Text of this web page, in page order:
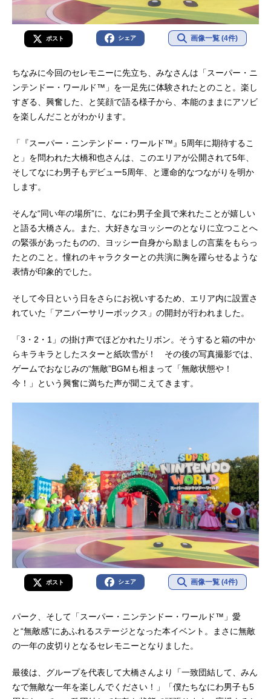
ポスト シェア 画像一覧 (4件)
ちなみに今回のセレモニーに先立ち、みなさんは「スーパー・ニ
ンテンドー・ワールド™」を一足先に体験されたとのこと。楽し
すぎる、興奮した、と笑顔で語る様子から、本能のままにアソビ
を楽しんだことがわかります。
「『スーパー・ニンテンドー・ワールド™』5周年に期待するこ
と」を問われた大橋和也さんは、このエリアが公開されて5年、
そしてなにわ男子もデビュー5周年、と運命的なつながりを明か
します。
そんな“同い年の場所”に、なにわ男子全員で来れたことが嬉しい
と語る大橋さん。また、大好きなヨッシーのとなりに立つことへ
の緊張があったものの、ヨッシー自身から励ましの言葉をもらっ
たとのこと。憧れのキャラクターとの共演に胸を躍らせるような
表情が印象的でした。
そして今日という日をさらにお祝いするため、エリア内に設置さ
れていた「アニバーサリーボックス」の開封が行われました。
「3・2・1」の掛け声でほどかれたリボン。そうすると箱の中か
らキラキラとしたスターと紙吹雪が！ その後の写真撮影では、
ゲームでおなじみの“無敵”BGMも相まって「無敵状態や！
今！」という興奮に満ちた声が聞こえてきます。
ポスト シェア 画像一覧 (4件)
パーク、そして「スーパー・ニンテンドー・ワールド™」愛
と“無敵感”にあふれるステージとなった本イベント。まさに無敵
の一年の皮切りとなるセレモニーとなりました。
最後は、グループを代表して大橋さんより「一致団結して、みん
なで無敵な一年を楽しんでください！」「僕たちなにわ男子も5